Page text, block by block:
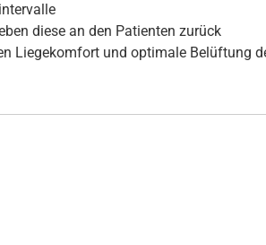
diese an den Patienten zurück
Liegekomfort und optimale Belüftung